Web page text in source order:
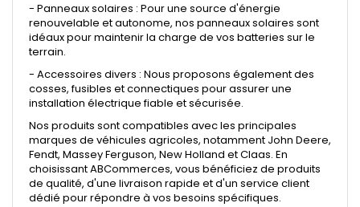
- Panneaux solaires : Pour une source d'énergie
renouvelable et autonome, nos panneaux solaires sont
idéaux pour maintenir la charge de vos batteries sur le
terrain.
- Accessoires divers : Nous proposons également des
cosses, fusibles et connectiques pour assurer une
installation électrique fiable et sécurisée.
Nos produits sont compatibles avec les principales
marques de véhicules agricoles, notamment John Deere,
Fendt, Massey Ferguson, New Holland et Claas. En
choisissant ABCommerces, vous bénéficiez de produits
de qualité, d'une livraison rapide et d'un service client
dédié pour répondre à vos besoins spécifiques.